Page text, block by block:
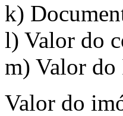
k)
l) Valor do
m) Valor
Valor do